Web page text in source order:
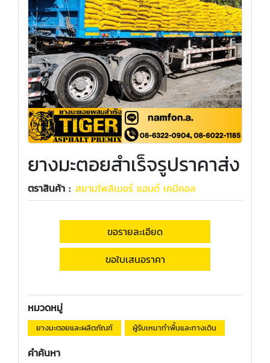
ยางมะตอยสำเร็จรูปราคาส่ง
ตราสินค้า : สยามโพลิเมอร์ แอนด์ เคมีคอล
ขอรายละเอียด
ขอใบเสนอราคา
หมวดหมู่
ยางมะตอยและผลิตภัณฑ์ ผู้รับเหมาทำพื้นและทางเดิน
คำค้นหา